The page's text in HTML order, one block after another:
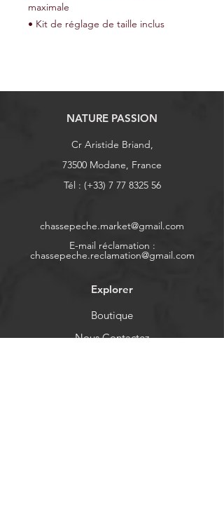
maximale
• Kit de réglage de taille inclus
NATURE PASSION
Cr Aristide Briand,
73500 Modane, France
Tél : (+33) 7 77 8325 56
chassepeche.market@gmail.com
E-mail réclamation :
chassepeche.reclamation@gmail.com
Explorer
Boutique
Nous Contactez